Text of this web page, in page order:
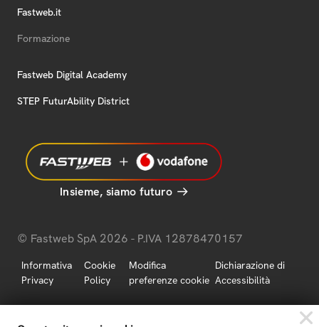
Fastweb.it
Formazione
Fastweb Digital Academy
STEP FuturAbility District
Insieme, siamo futuro
© Fastweb SpA 2026 - P.IVA 12878470157
Informativa
Privacy
Cookie
Policy
Modifica
preferenze cookie
Dichiarazione di
Accessibilità